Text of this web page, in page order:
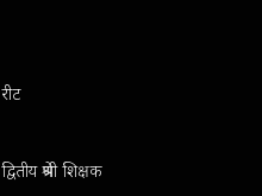
रीट
द्वितीय श्रेणी शिक्षक